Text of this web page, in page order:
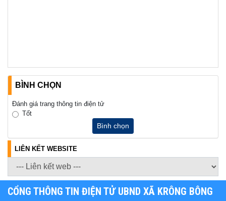
BÌNH CHỌN
Đánh giá trang thông tin điện tử
Tốt
Bình chọn
LIÊN KẾT WEBSITE
CỔNG THÔNG TIN ĐIỆN TỬ UBND XÃ KRÔNG BÔNG